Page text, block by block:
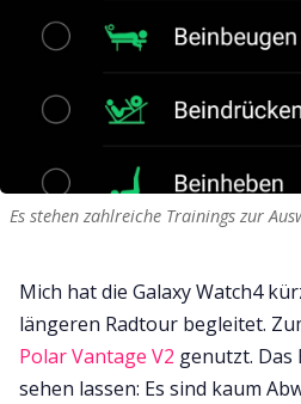
Es stehen zahlreiche Trainings zur
Mich hat die Galaxy Watch4
längeren Radtour begleitet.
Polar Vantage V2 genutzt. Das
sehen lassen: Es sind kaum